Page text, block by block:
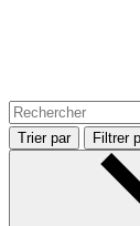
Trier par Filtrer